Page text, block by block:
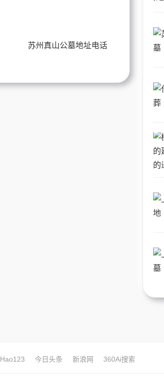
苏州真山公墓地址电话
Hao123 今日头条 新浪网 360Ai搜索